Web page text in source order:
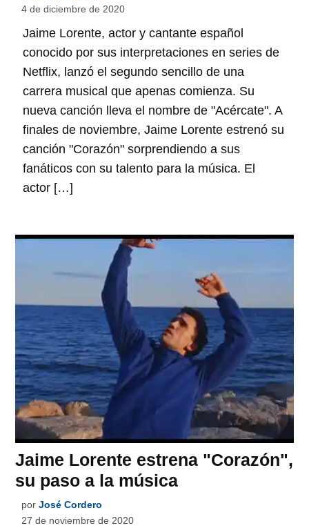
4 de diciembre de 2020
Jaime Lorente, actor y cantante español
conocido por sus interpretaciones en series de
Netflix, lanzó el segundo sencillo de una
carrera musical que apenas comienza. Su
nueva canción lleva el nombre de "Acércate". A
finales de noviembre, Jaime Lorente estrenó su
canción "Corazón" sorprendiendo a sus
fanáticos con su talento para la música. El
actor […]
Jaime Lorente estrena "Corazón",
su paso a la música
por José Cordero
27 de noviembre de 2020